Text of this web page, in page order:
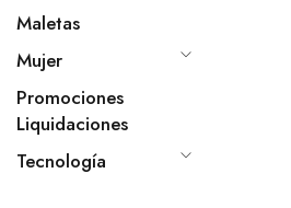
Maletas
Mujer
Promociones
Liquidaciones
Tecnología